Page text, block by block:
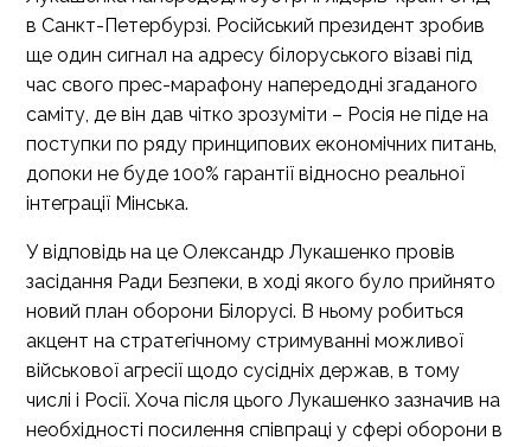
в Санкт-Петербурзі. Російський президент зробив
ще один сигнал на адресу білоруського візаві під
час свого прес-марафону напередодні згаданого
саміту, де він дав чітко зрозуміти – Росія не піде на
поступки по ряду принципових економічних питань,
допоки не буде 100% гарантії відносно реальної
інтеграції Мінська.
У відповідь на це Олександр Лукашенко провів
засідання Ради Безпеки, в ході якого було прийнято
новий план оборони Білорусі. В ньому робиться
акцент на стратегічному стримуванні можливої
військової агресії щодо сусідніх держав, в тому
числі і Росії. Хоча після цього Лукашенко зазначив на
необхідності посилення співпраці у сфері оборони в